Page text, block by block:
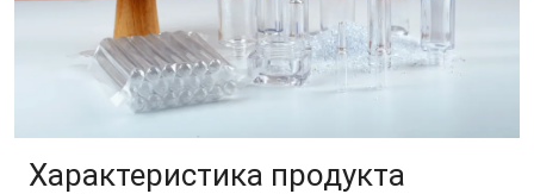
Характеристика продукта